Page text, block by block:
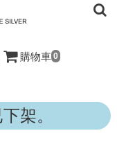
購物車 0
架。